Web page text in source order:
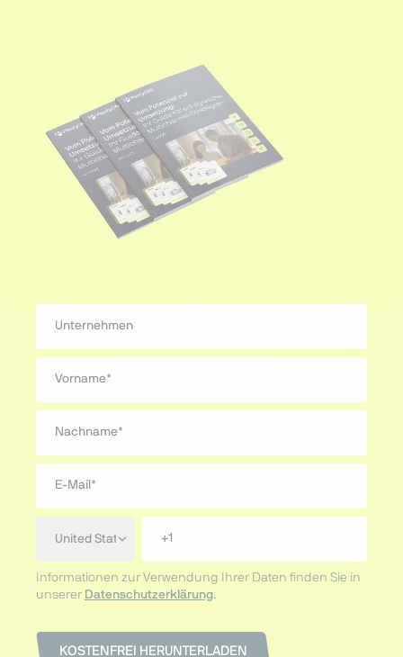
Informationen zur Verwendung Ihrer Daten finden Sie in
unserer Datenschutzerklärung.